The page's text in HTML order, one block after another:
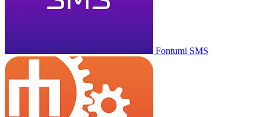
Fontumi SMS